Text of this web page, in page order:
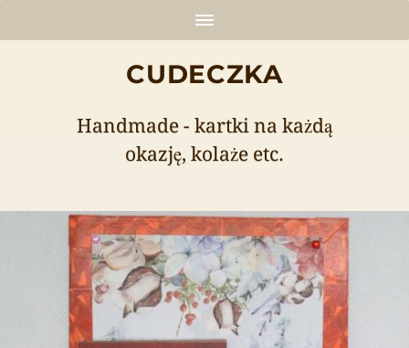
CUDECZKA
Handmade - kartki na każdą
okazję, kolaże etc.